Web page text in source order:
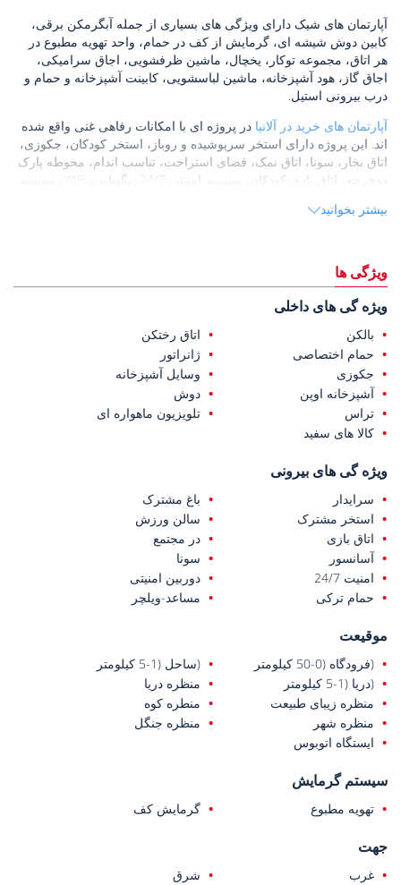
آپارتمان های شیک دارای ویژگی های بسیاری از جمله آبگرمکن برقی،
کابین دوش شیشه ای، گرمایش از کف در حمام، واحد تهویه مطبوع در
هر اتاق، مجموعه توکار، یخچال، ماشین ظرفشویی، اجاق سرامیکی،
اجاق گاز، هود آشپزخانه، ماشین لباسشویی، کابینت آشپزخانه و حمام و
درب بیرونی استیل.
آپارتمان های خرید در آلانیا در پروژه ای با امکانات رفاهی غنی واقع شده
اند. این پروژه دارای استخر سرپوشیده و روباز، استخر کودکان، جکوزی،
اتاق بخار، سونا، اتاق نمک، فضای استراحت، تناسب اندام، محوطه پارک
ایده آل برای زندگی و سرمایه گذاری است. این منطقه دارای بسیاری از
امکانات روزانه و اجتماعی است.
آلانیوم، و 20 کیلومتر تا قلعه آلانیا قرار دارند.
این پروژه با مفهوم هتلی، امکانات رفاهی گسترده در مجموعه و نزدیکی
به ساحل و فرودگاه قاضی‌پاشا، سبک زندگی راحت مدیترانه‌ای را در
محیطی آرام ارائه می‌دهد. با ادامه روند توسعه منطقه دمیرداش و
افزایش توجه سرمایه‌گذاران بین‌المللی، این آپارتمان‌ها از پتانسیل بالایی
بیشتر بخوانید
ویژگی ها
ویژه گی های داخلی
بالکن
اتاق رختکن
حمام اختصاصی
ژانراتور
جکوزی
وسایل آشپزخانه
آشپزخانه اوپن
دوش
تراس
تلویزیون ماهواره ای
کالا های سفید
ویژه گی های بیرونی
سرایدار
باغ مشترک
استخر مشترک
سالن ورزش
اتاق بازی
در مجتمع
آسانسور
سونا
امنیت 24/7
دوربین امنیتی
حمام ترکی
مساعد-ویلچر
موقیعت
(فرودگاه (0-50 کیلومتر
(ساحل (1-5 کیلومتر
(دریا (1-5 کیلومتر
منظره دریا
منظره زیبای طبیعت
منطره کوه
منظره شهر
منظره جنگل
ایستگاه اتوبوس
سیستم گرمایش
تهویه مطبوع گرمایش کف
جهت
غرب
شرق